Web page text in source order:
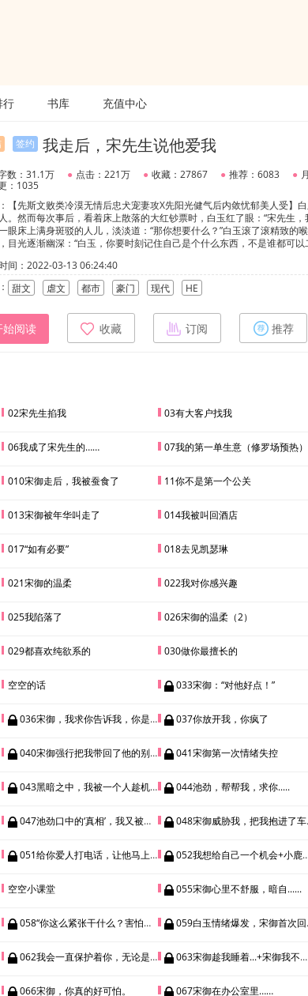
行 书库 充值中心
签约 我走后，宋先生说他爱我
数：31.1万 ● 点击：221万 ● 收藏：27867 ● 推荐：6083 ●
：1035
【先斯文败类冷漠无情后忠犬宠妻攻X先阳光健气后内敛忧郁美人受】
。然而每次事后，看着床上散落的大红钞票时，白玉红了眼：“宋先生
眼床上满身斑驳的人儿，淡淡道：“那你想要什么？”白玉滚了滚精致的
目光逐渐幽深：“白玉，你要时刻记住自己是个什么东西，不是谁都可
单上，打湿出一大片阴影。……夜晚，白玉倒在地上，捂着疼痛的胃给宋
你打给我干什么？”就在白玉还想说什么的时候，电话里响起了另一个人
年。”嘟————白玉愣愣看着电话，胃里一股股向上翻涌着咸腥的液体
着死对头亲手喂的粥，二人说说笑笑，心头揪揪着疼。“玉儿，我错了，
温和的笑，淡淡道：“宋先生，你的玉儿早就死在半年前的夜里了。”《全
洞文笔有限，只为写着开心，谢绝指点江山》本文停车场：微博一片天
间：2022-03-13 06:24:40
甜文 虐文 都市 豪门 现代 HE
始阅读 收藏 订阅 推荐
02宋先生掐我 03有大客户找我
06我成了宋先生的…… 07我的第一单生意（修罗场预热）
010宋御走后，我被蚕食了 11你不是第一个公关
013宋御被年华叫走了 014我被叫回酒店
017“如有必要” 018去见凯瑟琳
021宋御的温柔 022我对你感兴趣
025我陷落了 026宋御的温柔（2）
029都喜欢纯欲系的 030做你最擅长的
空空的话 033宋御：“对他好点！”
036宋御，我求你告诉我，你是不是有那么一点点喜欢我？ 037你放开我，你疯了
040宋御强行把我带回了他的别墅 041宋御第一次情绪失控
043黑暗之中，我被一个人趁机.... 044池劲，帮帮我，求你.....
047池劲口中的‘真相’，我又被宋御捉回去了... 048宋御威胁我，把我抱进了车里.....
051给你爱人打电话，让他马上过来。 052我想给自己一个机会+小鹿的过去
空空小课堂 055宋御心里不舒服，暗自......
058“你这么紧张干什么？害怕我？” 059白玉情绪爆发，宋御首次回应白玉的感情
062我会一直保护着你，无论是生是死..... 063宋御趁我睡着...+宋御我不喜欢你了
066宋御，你真的好可怕。 067宋御在办公室里……